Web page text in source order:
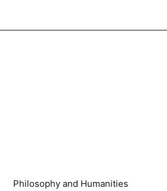
Philosophy and Humanities